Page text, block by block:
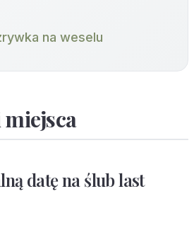
na weselu
datę na ślub last